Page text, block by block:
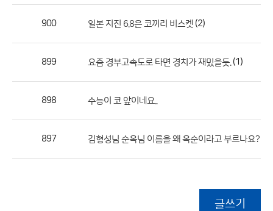
공
900 일본 지진 6.8은 코끼리 비스켓 (2)
899 요즘 경부고속도로 타면 경치가 재밌을듯. (1)
898 수능이 코 앞이네요..
897 김형성님 순옥님 이름을 왜 옥순이라고 부르나요?
글쓰기